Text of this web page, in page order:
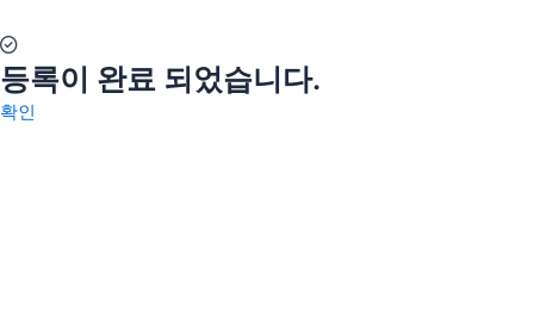
등록이 완료 되었습니다.
확인